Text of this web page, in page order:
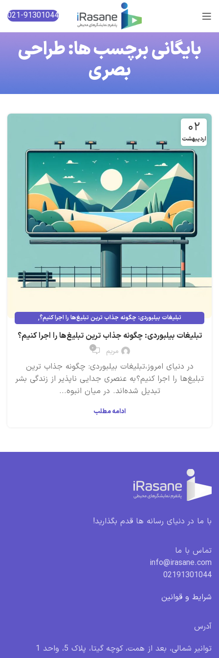
021-91301044
بایگانی برچسب ها: طراحی
بصری
۰۲
اردیبهشت
تبلیغات بیلبوردی: چگونه جذاب ترین تبلیغ‌ها را اجرا کنیم؟,
تصاویر و رنگ‌های جذاب , شبکه‌های اجتماعی
تبلیغات بیلبوردی: چگونه جذاب ترین تبلیغ‌ها را اجرا کنیم؟
مریم ۰
در دنیای امروز،تبلیغات بیلبوردی: چگونه جذاب ترین
تبلیغ‌ها را اجرا کنیم؟ به عنصری جدایی ناپذیر از زندگی بشر
تبدیل شده‌اند. در میان انبوه...
ادامه مطلب
با ما در دنیای رسانه ها قدم بگذارید!
تماس با ما
info@irasane.com
02191301044
شرایط و قوانین
آدرس
توانیر شمالی، بعد از همت، کوچه گیتا، پلاک 5، واحد 1